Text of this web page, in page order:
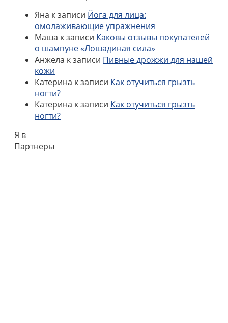
Яна к записи Йога для лица:
омолаживающие упражнения
Маша к записи Каковы отзывы покупателей
о шампуне «Лошадиная сила»
Анжела к записи Пивные дрожжи для нашей
кожи
Катерина к записи Как отучиться грызть
ногти?
Катерина к записи Как отучиться грызть
ногти?
Я в
Партнеры